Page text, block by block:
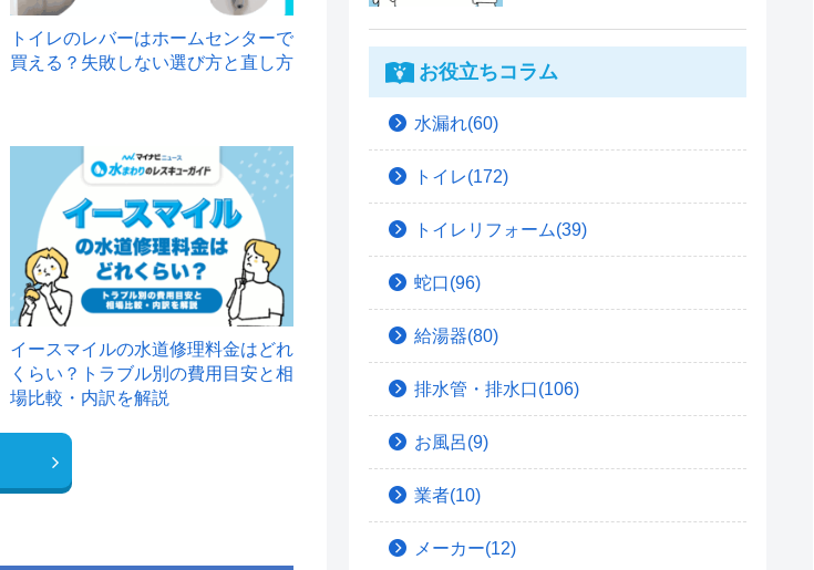
トイレのレバーはホームセンターで
買える？失敗しない選び方と直し方
イースマイルの水道修理料金はどれ
くらい？トラブル別の費用目安と相
場比較・内訳を解説
お役立ちコラム
水漏れ(60)
トイレ(172)
トイレリフォーム(39)
蛇口(96)
給湯器(80)
排水管・排水口(106)
お風呂(9)
業者(10)
メーカー(12)